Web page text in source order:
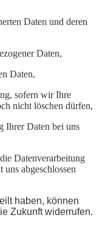
Daten und deren
Daten,
Daten,
sofern wir Ihre
nicht löschen dürfen,
Ihrer Daten bei uns
Datenverarbeitung
abgeschlossen
haben, können
Zukunft widerrufen.